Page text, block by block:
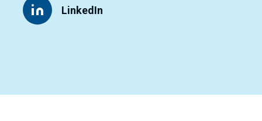
LinkedIn